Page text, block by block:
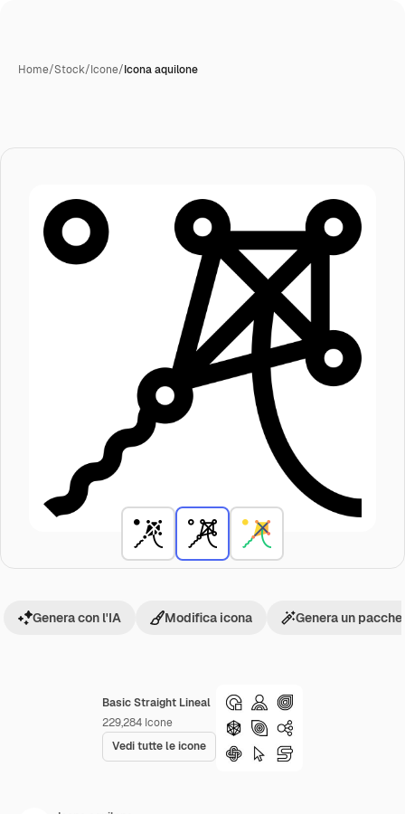
Home/Stock/Icone/Icona aquilone
Basic Straight Lineal
229,284 Icone
Vedi tutte le icone
Genera con l'IA Modifica icona Genera un